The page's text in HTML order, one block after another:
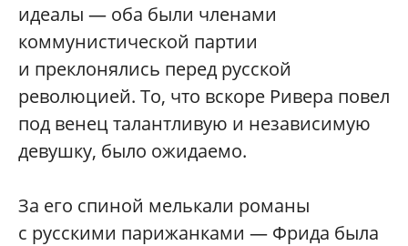
идеалы — оба были членами
коммунистической партии
и преклонялись перед русской
революцией. То, что вскоре Ривера повел
под венец талантливую и независимую
девушку, было ожидаемо.
За его спиной мелькали романы
с русскими парижанками — Фрида была